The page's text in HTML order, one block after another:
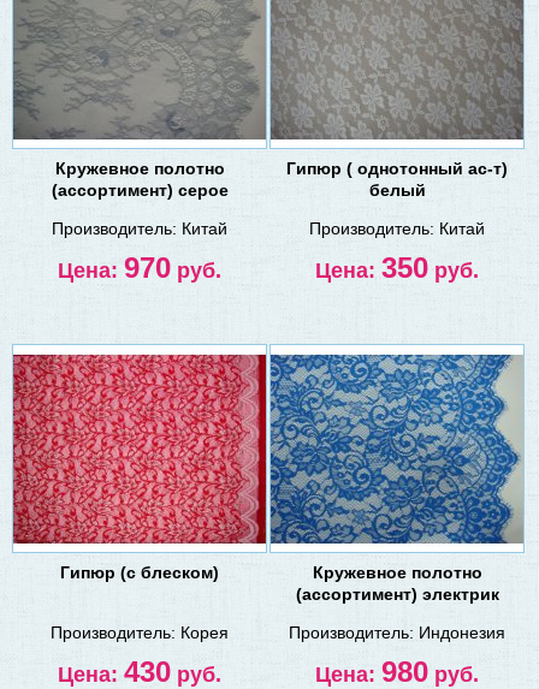
Кружевное полотно
(ассортимент) серое
Производитель: Китай
Цена: 970 руб.
Гипюр ( однотонный ас-т)
белый
Производитель: Китай
Цена: 350 руб.
Гипюр (с блеском)
Производитель: Корея
Цена: 430 руб.
Кружевное полотно
(ассортимент) электрик
Производитель: Индонезия
Цена: 980 руб.